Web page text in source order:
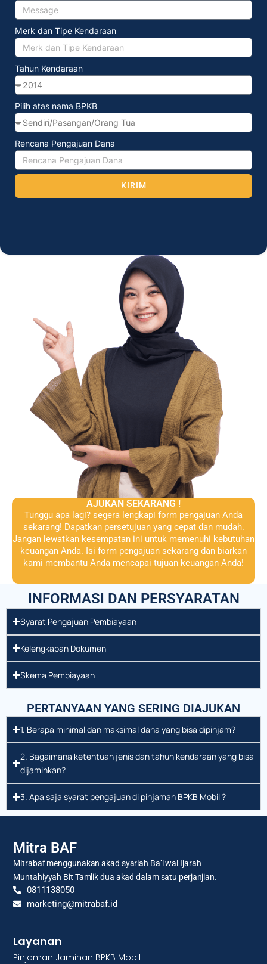
Merk dan Tipe Kendaraan
Tahun Kendaraan
Pilih atas nama BPKB
Rencana Pengajuan Dana
KIRIM
AJUKAN SEKARANG !
Tunggu apa lagi? segera lengkapi form pengajuan Anda
sekarang! Dapatkan persetujuan yang cepat dan mudah.
Jangan lewatkan kesempatan ini untuk memenuhi kebutuhan
keuangan Anda. Isi form pengajuan sekarang dan biarkan
kami membantu Anda mencapai tujuan keuangan Anda!
INFORMASI DAN PERSYARATAN
Syarat Pengajuan Pembiayaan
Kelengkapan Dokumen
Skema Pembiayaan
PERTANYAAN YANG SERING DIAJUKAN
1. Berapa minimal dan maksimal dana yang bisa dipinjam?
2. Bagaimana ketentuan jenis dan tahun kendaraan yang bisa
dijaminkan?
3. Apa saja syarat pengajuan di pinjaman BPKB Mobil ?
Mitra BAF
Mitrabaf menggunakan akad syariah Ba’i wal Ijarah
Muntahiyyah Bit Tamlik dua akad dalam satu perjanjian.
0811138050
marketing@mitrabaf.id
Layanan
Pinjaman Jaminan BPKB Mobil